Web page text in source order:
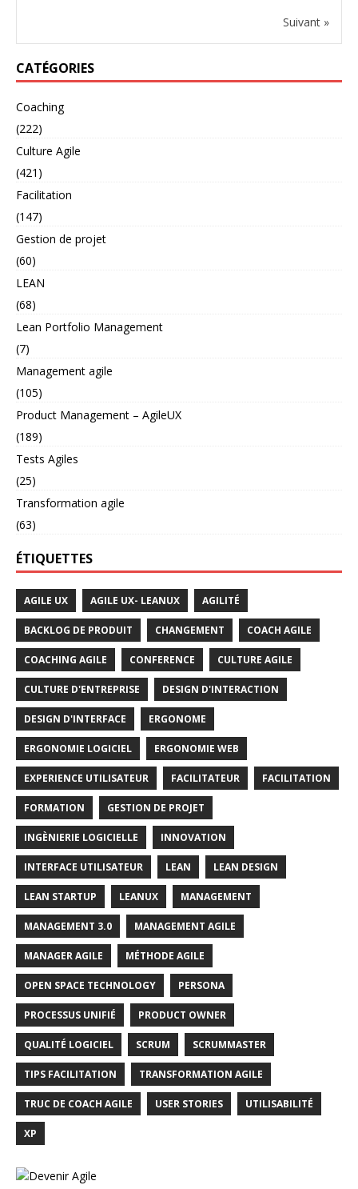
Suivant »
CATÉGORIES
Coaching
(222)
Culture Agile
(421)
Facilitation
(147)
Gestion de projet
(60)
LEAN
(68)
Lean Portfolio Management
(7)
Management agile
(105)
Product Management – AgileUX
(189)
Tests Agiles
(25)
Transformation agile
(63)
ÉTIQUETTES
AGILE UX AGILE UX- LEANUX AGILITÉ
BACKLOG DE PRODUIT CHANGEMENT COACH AGILE
COACHING AGILE CONFERENCE CULTURE AGILE
CULTURE D'ENTREPRISE DESIGN D'INTERACTION
DESIGN D'INTERFACE ERGONOME
ERGONOMIE LOGICIEL ERGONOMIE WEB
EXPERIENCE UTILISATEUR FACILITATEUR FACILITATION
FORMATION GESTION DE PROJET
INGÈNIERIE LOGICIELLE INNOVATION
INTERFACE UTILISATEUR LEAN LEAN DESIGN
LEAN STARTUP LEANUX MANAGEMENT
MANAGEMENT 3.0 MANAGEMENT AGILE
MANAGER AGILE MÉTHODE AGILE
OPEN SPACE TECHNOLOGY PERSONA
PROCESSUS UNIFIÉ PRODUCT OWNER
QUALITÉ LOGICIEL SCRUM SCRUMMASTER
TIPS FACILITATION TRANSFORMATION AGILE
TRUC DE COACH AGILE USER STORIES UTILISABILITÉ
XP